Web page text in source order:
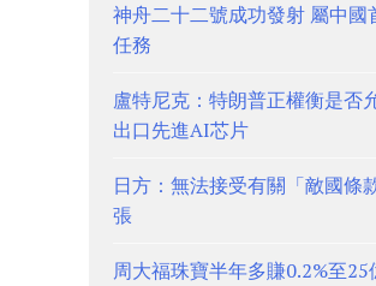
神舟二十二號成功發射 屬中國
任務
盧特尼克：特朗普正權衡是否
出口先進AI芯片
日方：無法接受有關「敵國條
張
周大福珠寶半年多賺0.2%至25